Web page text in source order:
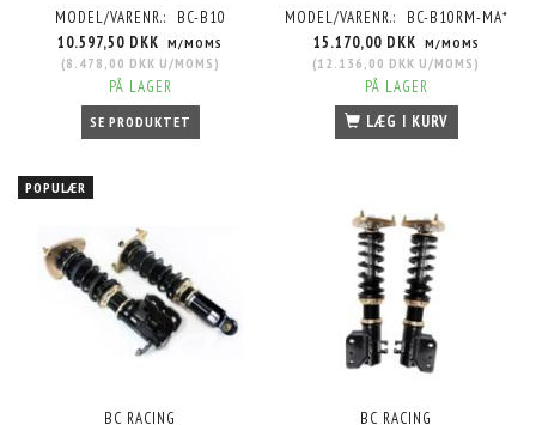
MODEL/VARENR.:
BC-B10
10.597,50 DKK M/MOMS
(8.478,00 DKK U/MOMS )
PÅ LAGER
SE PRODUKTET
MODEL/VARENR.:
BC-B10RM-MA*
15.170,00 DKK M/MOMS
(12.136,00 DKK U/MOMS )
PÅ LAGER
LÆG I KURV
POPULÆR
BC RACING BC RACING